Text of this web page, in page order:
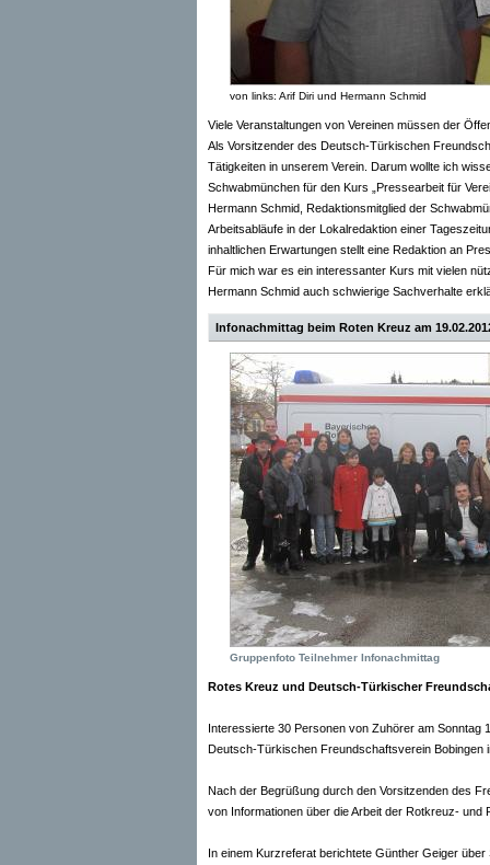
von links: Arif Diri und Hermann Schmid
Viele Veranstaltungen von Vereinen müssen der
Als Vorsitzender des Deutsch-Türkischen
Tätigkeiten in unserem Verein. Darum wollte ich
Schwabmünchen für den Kurs „Pressearbeit für
Hermann Schmid, Redaktionsmitglied der
Arbeitsabläufe in der Lokalredaktion einer
inhaltlichen Erwartungen stellt eine Redaktion an
Für mich war es ein interessanter Kurs mit vielen
Hermann Schmid auch schwierige Sachverhalte
Infonachmittag beim Roten Kreuz am
Gruppenfoto Teilnehmer Infonachmittag
Rotes Kreuz und Deutsch-Türkischer
Interessierte 30 Personen von Zuhörer am Sonntag
Deutsch-Türkischen Freundschaftsverein Bobingen
Nach der Begrüßung durch den Vorsitzenden des
von Informationen über die Arbeit der Rotkreuz-
In einem Kurzreferat berichtete Günther Geiger